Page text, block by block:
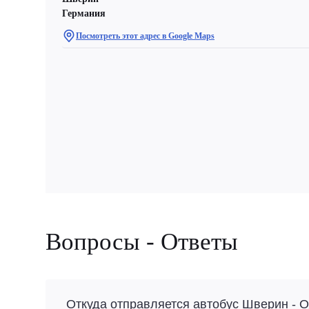
Германия
Посмотреть этот адрес в Google Maps
Вопросы - Ответы
Откуда отправляется автобус Шверин -